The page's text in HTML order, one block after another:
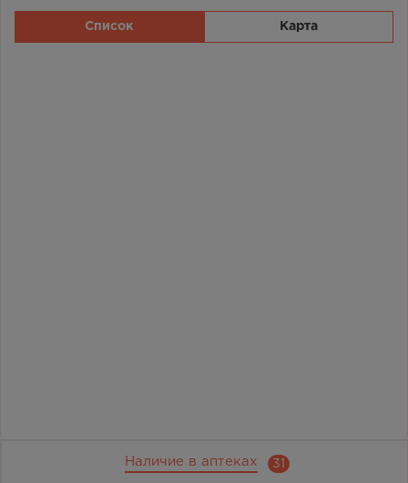
Наличие в аптеках 31
Список Карта